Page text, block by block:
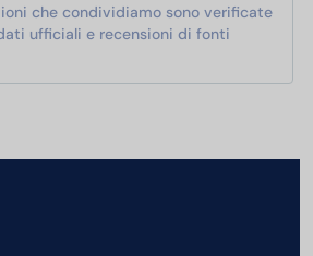
che condividiamo sono verificate
ufficiali e recensioni di fonti